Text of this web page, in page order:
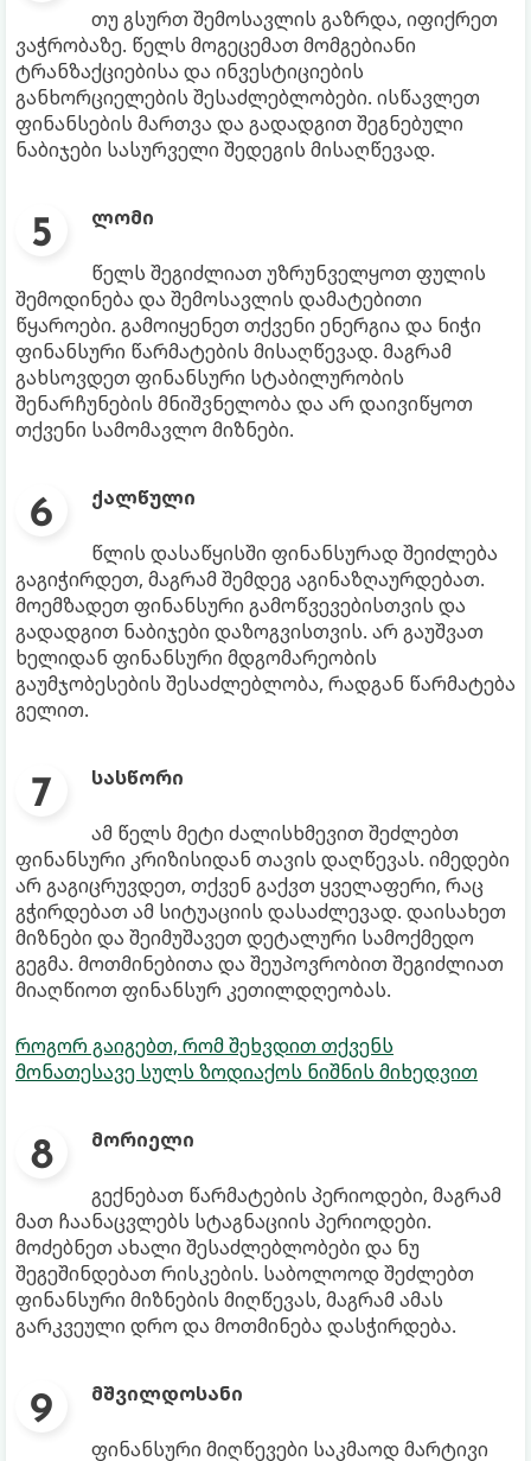
თუ გსურთ შემოსავლის გაზრდა, იფიქრეთ
ვაჭრობაზე. წელს მოგეცემათ მომგებიანი
ტრანზაქციებისა და ინვესტიციების
განხორციელების შესაძლებლობები. ისწავლეთ
ფინანსების მართვა და გადადგით შეგნებული
ნაბიჯები სასურველი შედეგის მისაღწევად.
ლომი
წელს შეგიძლიათ უზრუნველყოთ ფულის
შემოდინება და შემოსავლის დამატებითი
წყაროები. გამოიყენეთ თქვენი ენერგია და ნიჭი
ფინანსური წარმატების მისაღწევად. მაგრამ
გახსოვდეთ ფინანსური სტაბილურობის
შენარჩუნების მნიშვნელობა და არ დაივიწყოთ
თქვენი სამომავლო მიზნები.
ქალწული
წლის დასაწყისში ფინანსურად შეიძლება
გაგიჭირდეთ, მაგრამ შემდეგ აგინაზღაურდებათ.
მოემზადეთ ფინანსური გამოწვევებისთვის და
გადადგით ნაბიჯები დაზოგვისთვის. არ გაუშვათ
ხელიდან ფინანსური მდგომარეობის
გაუმჯობესების შესაძლებლობა, რადგან წარმატება
გელით.
სასწორი
ამ წელს მეტი ძალისხმევით შეძლებთ
ფინანსური კრიზისიდან თავის დაღწევას. იმედები
არ გაგიცრუვდეთ, თქვენ გაქვთ ყველაფერი, რაც
გჭირდებათ ამ სიტუაციის დასაძლევად. დაისახეთ
მიზნები და შეიმუშავეთ დეტალური სამოქმედო
გეგმა. მოთმინებითა და შეუპოვრობით შეგიძლიათ
მიაღწიოთ ფინანსურ კეთილდღეობას.
როგორ გაიგებთ, რომ შეხვდით თქვენს
მონათესავე სულს ზოდიაქოს ნიშნის მიხედვით
მორიელი
გექნებათ წარმატების პერიოდები, მაგრამ
მათ ჩაანაცვლებს სტაგნაციის პერიოდები.
მოძებნეთ ახალი შესაძლებლობები და ნუ
შეგეშინდებათ რისკების. საბოლოოდ შეძლებთ
ფინანსური მიზნების მიღწევას, მაგრამ ამას
გარკვეული დრო და მოთმინება დასჭირდება.
მშვილდოსანი
ფინანსური მიღწევები საკმაოდ მარტივი